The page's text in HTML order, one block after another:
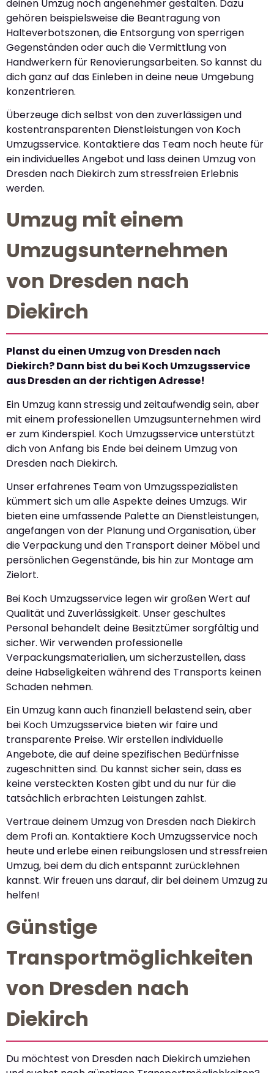
deinen Umzug noch angenehmer gestalten. Dazu
gehören beispielsweise die Beantragung von
Halteverbotszonen, die Entsorgung von sperrigen
Gegenständen oder auch die Vermittlung von
Handwerkern für Renovierungsarbeiten. So kannst du
dich ganz auf das Einleben in deine neue Umgebung
konzentrieren.
Überzeuge dich selbst von den zuverlässigen und
kostentransparenten Dienstleistungen von Koch
Umzugsservice. Kontaktiere das Team noch heute für
ein individuelles Angebot und lass deinen Umzug von
Dresden nach Diekirch zum stressfreien Erlebnis
werden.
Umzug mit einem
Umzugsunternehmen
von Dresden nach
Diekirch
Planst du einen Umzug von Dresden nach
Diekirch? Dann bist du bei Koch Umzugsservice
aus Dresden an der richtigen Adresse!
Ein Umzug kann stressig und zeitaufwendig sein, aber
mit einem professionellen Umzugsunternehmen wird
er zum Kinderspiel. Koch Umzugsservice unterstützt
dich von Anfang bis Ende bei deinem Umzug von
Dresden nach Diekirch.
Unser erfahrenes Team von Umzugsspezialisten
kümmert sich um alle Aspekte deines Umzugs. Wir
bieten eine umfassende Palette an Dienstleistungen,
angefangen von der Planung und Organisation, über
die Verpackung und den Transport deiner Möbel und
persönlichen Gegenstände, bis hin zur Montage am
Zielort.
Bei Koch Umzugsservice legen wir großen Wert auf
Qualität und Zuverlässigkeit. Unser geschultes
Personal behandelt deine Besitztümer sorgfältig und
sicher. Wir verwenden professionelle
Verpackungsmaterialien, um sicherzustellen, dass
deine Habseligkeiten während des Transports keinen
Schaden nehmen.
Ein Umzug kann auch finanziell belastend sein, aber
bei Koch Umzugsservice bieten wir faire und
transparente Preise. Wir erstellen individuelle
Angebote, die auf deine spezifischen Bedürfnisse
zugeschnitten sind. Du kannst sicher sein, dass es
keine versteckten Kosten gibt und du nur für die
tatsächlich erbrachten Leistungen zahlst.
Vertraue deinem Umzug von Dresden nach Diekirch
dem Profi an. Kontaktiere Koch Umzugsservice noch
heute und erlebe einen reibungslosen und stressfreien
Umzug, bei dem du dich entspannt zurücklehnen
kannst. Wir freuen uns darauf, dir bei deinem Umzug zu
helfen!
Günstige
Transportmöglichkeiten
von Dresden nach
Diekirch
Du möchtest von Dresden nach Diekirch umziehen